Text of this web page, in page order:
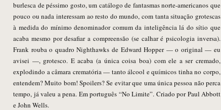
burlesca de péssimo gosto, um catálogo de fantasmas norte-americanos que
pouco ou nada interessam ao resto do mundo, com tanta situação grotescas
à medida do mínimo denominador comum da inteligência lá do sítio que
acaba mesmo por desafiar a compreensão (se calhar é psicologia inversa).
Frank rouba o quadro Nighthawks de Edward Hopper — o original — eu
avisei —, grotesco. E acaba (a única coisa boa) com ele a ser cremado,
explodindo a câmara crematória — tanto álcool e químicos tinha no corpo,
entendem? Muito bom! Spoilers? Se evitar que uma única pessoa não perca
tempo, já valeu a pena. Em português “No Limite”. Criado por Paul Abbott
e John Wells.